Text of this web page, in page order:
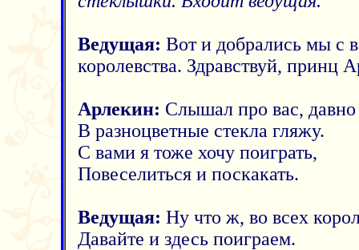
Ведущая: Вот и добрались мы с
королевства. Здравствуй, принц
Арлекин: Слышал про вас,
В разноцветные стекла гляжу.
С вами я тоже хочу поиграть,
Повеселиться и поскакать.
Ведущая: Ну что ж, во всех
Давайте и здесь поиграем.